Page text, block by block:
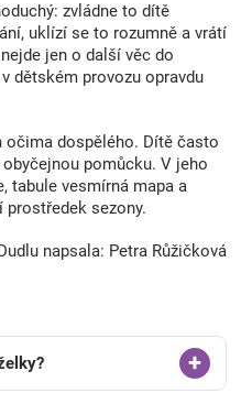
zvládne to dítě
uklízí se to rozumně a vrátí
jen o další věc do
dětském provozu opravdu
očima dospělého. Dítě často
pomůcku. V jeho
tabule vesmírná mapa a
sezony.
napsala: Petra Růžičková